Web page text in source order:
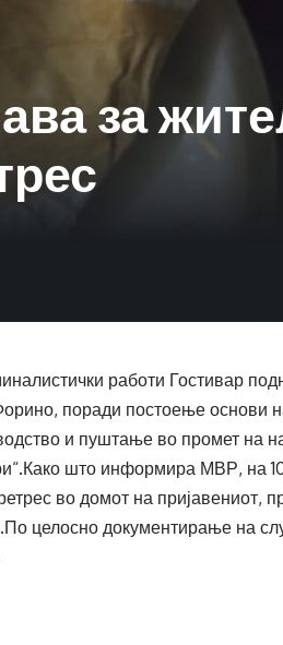
за
работи Гостивар
поради постоење основи
и пуштање во промет на
што информира МВР, на
во домот на пријавениот,
целосно документирање на